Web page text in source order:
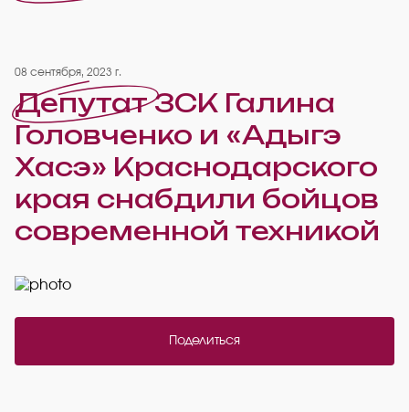
08 сентября, 2023 г.
Депутат ЗСК Галина
Головченко и «Адыгэ
Хасэ» Краснодарского
края снабдили бойцов
современной техникой
Поделиться